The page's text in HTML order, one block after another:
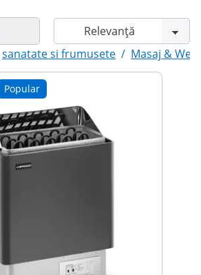
sanatate si frumusete / Masaj &
Popular